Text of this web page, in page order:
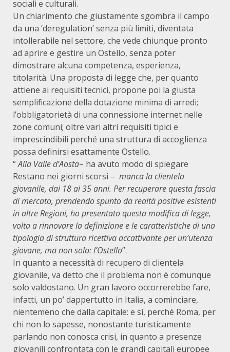
sociali e culturali.
Un chiarimento che giustamente sgombra il campo
da una ‘deregulation’ senza più limiti, diventata
intollerabile nel settore, che vede chiunque pronto
ad aprire e gestire un Ostello, senza poter
dimostrare alcuna competenza, esperienza,
titolarità. Una proposta di legge che, per quanto
attiene ai requisiti tecnici, propone poi la giusta
semplificazione della dotazione minima di arredi;
l’obbligatorietà di una connessione internet nelle
zone comuni; oltre vari altri requisiti tipici e
imprescindibili perché una struttura di accoglienza
possa definirsi esattamente Ostello.
“Alla Valle d’Aosta– ha avuto modo di spiegare
Restano nei giorni scorsi – manca la clientela
giovanile, dai 18 ai 35 anni. Per recuperare questa fascia
di mercato, prendendo spunto da realtà positive esistenti
in altre Regioni, ho presentato questa modifica di legge,
volta a rinnovare la definizione e le caratteristiche di una
tipologia di struttura ricettiva accattivante per un’utenza
giovane, ma non solo: l’Ostello”.
In quanto a necessità di recupero di clientela
giovanile, va detto che il problema non è comunque
solo valdostano. Un gran lavoro occorrerebbe fare,
infatti, un po’ dappertutto in Italia, a cominciare,
nientemeno che dalla capitale: e sì, perché Roma, per
chi non lo sapesse, nonostante turisticamente
parlando non conosca crisi, in quanto a presenze
giovanili confrontata con le grandi capitali europee